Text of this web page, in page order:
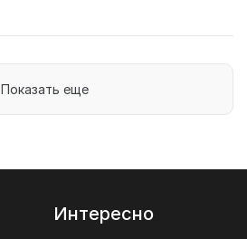
Показать еще
Интересно